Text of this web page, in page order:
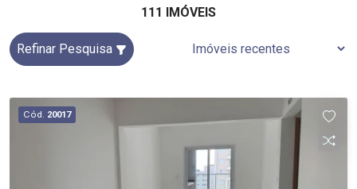
111 IMÓVEIS
Refinar Pesquisa
Cód. 20017